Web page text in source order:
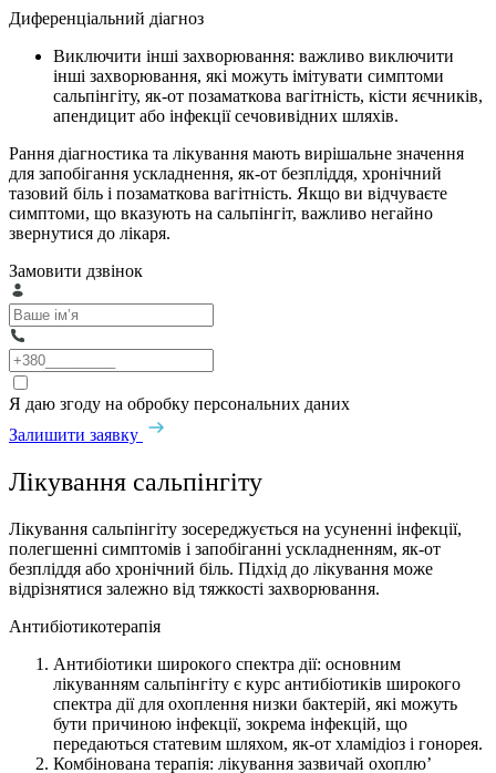
Диференціальний діагноз
Виключити інші захворювання: важливо виключити
інші захворювання, які можуть імітувати симптоми
сальпінгіту, як-от позаматкова вагітність, кісти яєчників,
апендицит або інфекції сечовивідних шляхів.
Рання діагностика та лікування мають вирішальне значення
для запобігання ускладнення, як-от безпліддя, хронічний
тазовий біль і позаматкова вагітність. Якщо ви відчуваєте
симптоми, що вказують на сальпінгіт, важливо негайно
звернутися до лікаря.
Замовити дзвінок
Я даю згоду на обробку персональних даних
Залишити заявку
Лікування сальпінгіту
Лікування сальпінгіту зосереджується на усуненні інфекції,
полегшенні симптомів і запобіганні ускладненням, як-от
безпліддя або хронічний біль. Підхід до лікування може
відрізнятися залежно від тяжкості захворювання.
Антибіотикотерапія
Антибіотики широкого спектра дії: основним
лікуванням сальпінгіту є курс антибіотиків широкого
спектра дії для охоплення низки бактерій, які можуть
бути причиною інфекції, зокрема інфекцій, що
передаються статевим шляхом, як-от хламідіоз і гонорея.
Комбінована терапія: лікування зазвичай охоплю’